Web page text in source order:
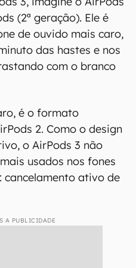
(2ª geração). Ele é
de ouvido mais caro,
das hastes e nos
com o branco
é o formato
2. Como o design
o AirPods 3 não
usados nos fones
cancelamento ativo de
A PUBLICIDADE